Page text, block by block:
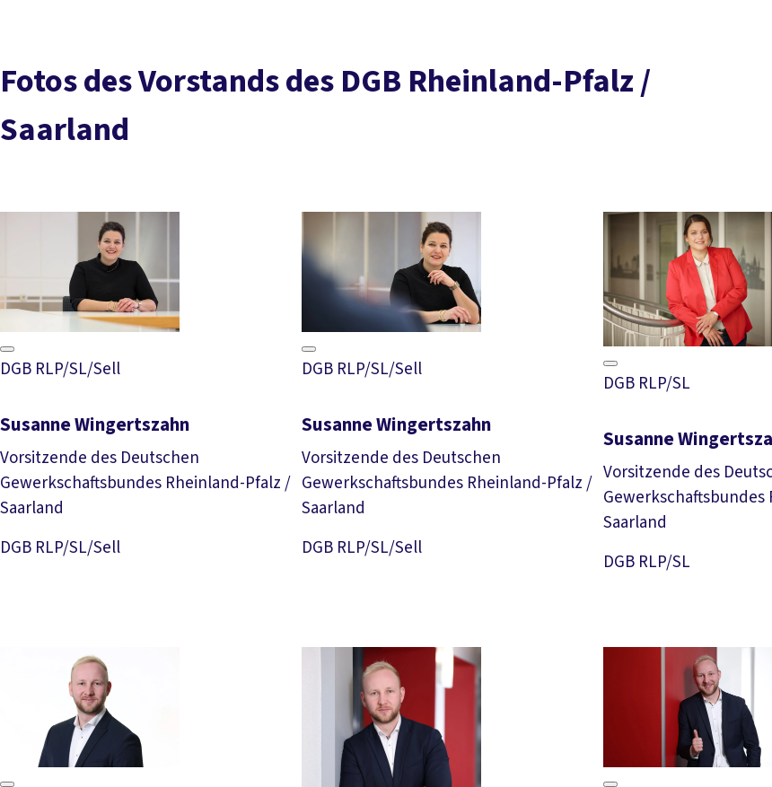
Fotos des Vorstands des DGB Rheinland-Pfalz /
Saarland
DGB RLP/SL/Sell
Susanne Wingertszahn
Vorsitzende des Deutschen
Gewerkschaftsbundes Rheinland-Pfalz /
Saarland
DGB RLP/SL/SellDownload Foto
DGB RLP/SL/Sell
Susanne Wingertszahn
Vorsitzende des Deutschen
Gewerkschaftsbundes Rheinland-Pfalz /
Saarland
DGB RLP/SL/SellDownload Foto
DGB RLP/SL
Susanne
Vorsitzende des
Saarland
DGB RLP/SL